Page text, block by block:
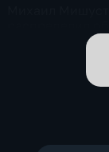
вице-премьеров